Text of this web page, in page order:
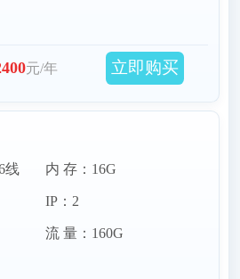
元/年 立即购买
线
内 存：16G
IP：2
流 量：160G